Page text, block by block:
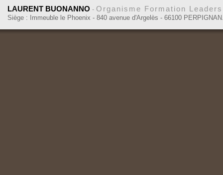
LAURENT BUONANNO - Organisme Formation
Siège : Immeuble le Phoenix - 840 avenue d'Argelès - 66100